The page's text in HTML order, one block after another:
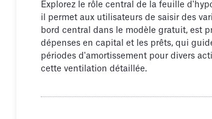
Explorez le rôle central de la feuille
il permet aux utilisateurs de saisir des
bord central dans le modèle gratuit, est
dépenses en capital et les prêts, qui
périodes d'amortissement pour divers
cette ventilation détaillée.